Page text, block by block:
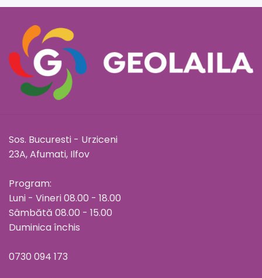
Sos. Bucuresti - Urziceni
23A, Afumati, Ilfov
Program:
Luni - Vineri 08.00 - 18.00
Sâmbătă 08.00 - 15.00
Duminica închis
0730 094 173